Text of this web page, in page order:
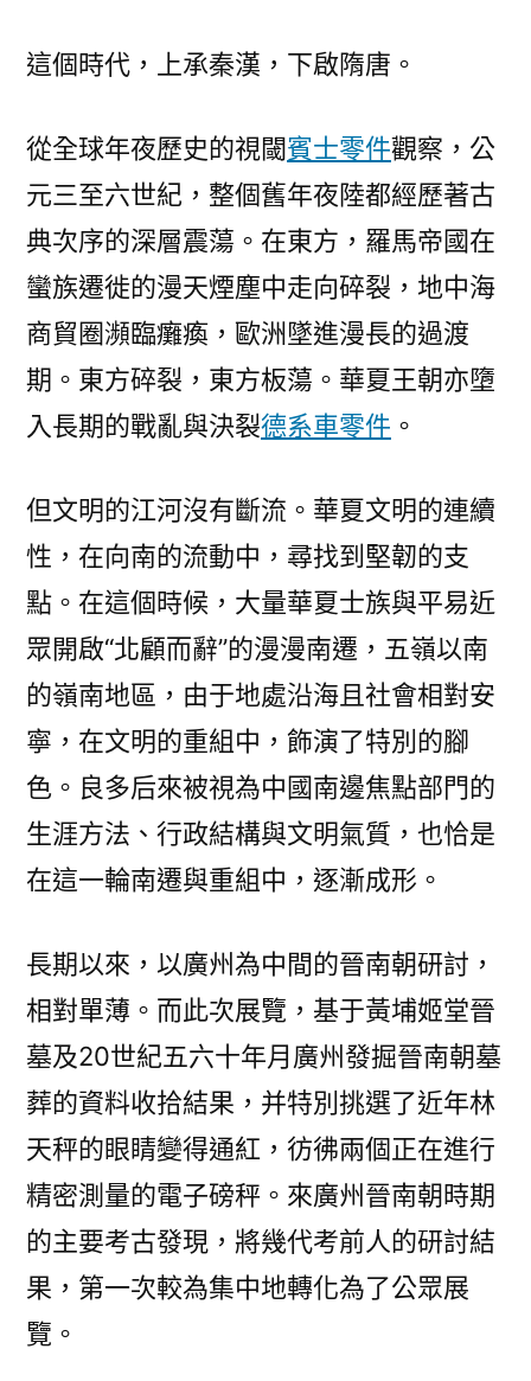
這個時代，上承秦漢，下啟隋唐。
從全球年夜歷史的視閾賓士零件觀察，公
元三至六世紀，整個舊年夜陸都經歷著古
典次序的深層震蕩。在東方，羅馬帝國在
蠻族遷徙的漫天煙塵中走向碎裂，地中海
商貿圈瀕臨癱瘓，歐洲墜進漫長的過渡
期。東方碎裂，東方板蕩。華夏王朝亦墮
入長期的戰亂與決裂德系車零件 。
但文明的江河沒有斷流。華夏文明的連續
性，在向南的流動中，尋找到堅韌的支
點。在這個時候，大量華夏士族與平易近
眾開啟“北顧而辭”的漫漫南遷，五嶺以南
的嶺南地區，由于地處沿海且社會相對安
寧，在文明的重組中，飾演了特別的腳
色。良多后來被視為中國南邊焦點部門的
生涯方法、行政結構與文明氣質，也恰是
在這一輪南遷與重組中，逐漸成形。
長期以來，以廣州為中間的晉南朝研討，
相對單薄。而此次展覽，基于黃埔姬堂晉
墓及20世紀五六十年月廣州發掘晉南朝墓
葬的資料收拾結果，并特別挑選了近年林
天秤的眼睛變得通紅，彷彿兩個正在進行
精密測量的電子磅秤。來廣州晉南朝時期
的主要考古發現，將幾代考前人的研討結
果，第一次較為集中地轉化為了公眾展
覽。